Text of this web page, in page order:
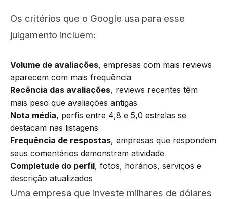
Os critérios que o Google usa para esse
julgamento incluem:
Volume de avaliações, empresas com mais reviews
aparecem com mais frequência
Recência das avaliações, reviews recentes têm
mais peso que avaliações antigas
Nota média, perfis entre 4,8 e 5,0 estrelas se
destacam nas listagens
Frequência de respostas, empresas que respondem
seus comentários demonstram atividade
Completude do perfil, fotos, horários, serviços e
descrição atualizados
Uma empresa que investe milhares de dólares